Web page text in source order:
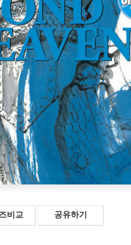
비교 공유하기